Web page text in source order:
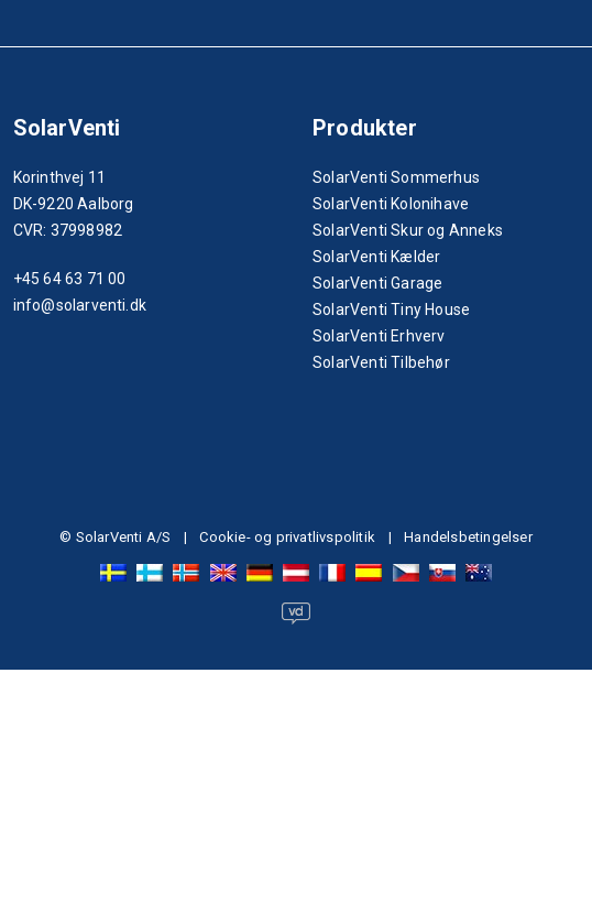
SolarVenti
Korinthvej 11
DK-9220 Aalborg
CVR: 37998982
+45 64 63 71 00
info@solarventi.dk
Produkter
SolarVenti Sommerhus
SolarVenti Kolonihave
SolarVenti Skur og Anneks
SolarVenti Kælder
SolarVenti Garage
SolarVenti Tiny House
SolarVenti Erhverv
SolarVenti Tilbehør
© SolarVenti A/S | Cookie- og privatlivspolitik | Handelsbetingelser